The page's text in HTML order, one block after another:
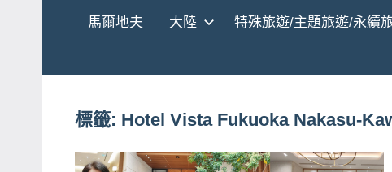
娃
JEFFIA
團、
題
馬爾地夫 大陸 特殊旅遊/主題旅遊/永續
標籤: Hotel Vista Fukuoka Nakasu-